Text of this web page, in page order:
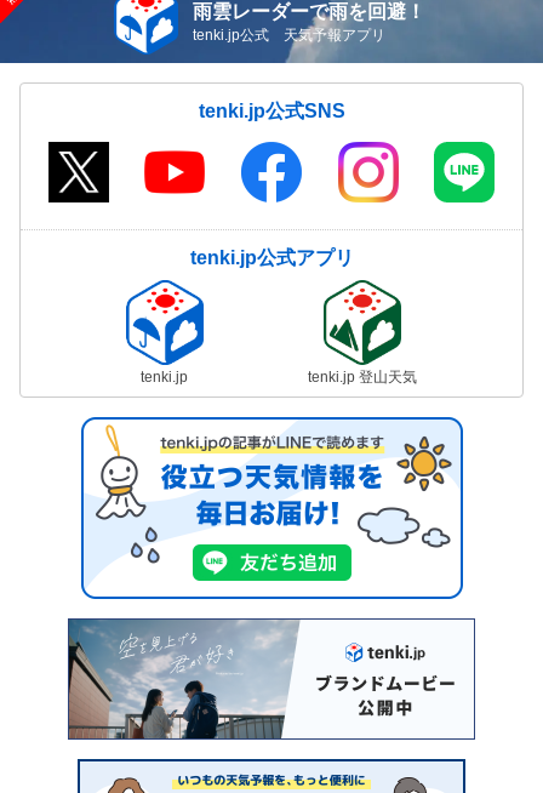
雨雲レーダーで雨を回避！
tenki.jp公式 天気予報アプリ
tenki.jp公式SNS
tenki.jp公式アプリ
tenki.jp tenki.jp 登山天気